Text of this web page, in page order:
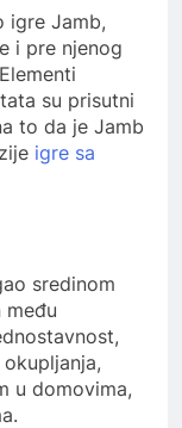
igre Jamb,
i pre njenog
su prisutni
to da je Jamb
igre sa
sredinom
među
u domovima,